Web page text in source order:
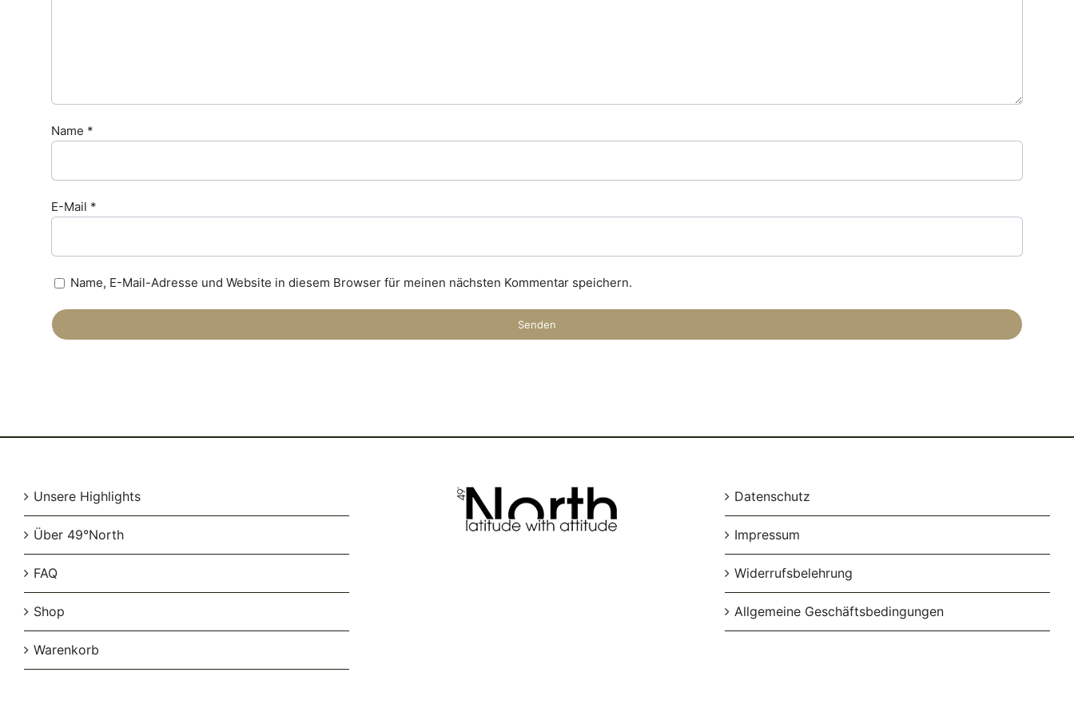
Name *
E-Mail *
Name, E-Mail-Adresse und Website in diesem Browser für meinen nächsten Kommentar speichern.
Unsere Highlights
Über 49°North
FAQ
Shop
Warenkorb
Datenschutz
Impressum
Widerrufsbelehrung
Allgemeine Geschäftsbedingungen